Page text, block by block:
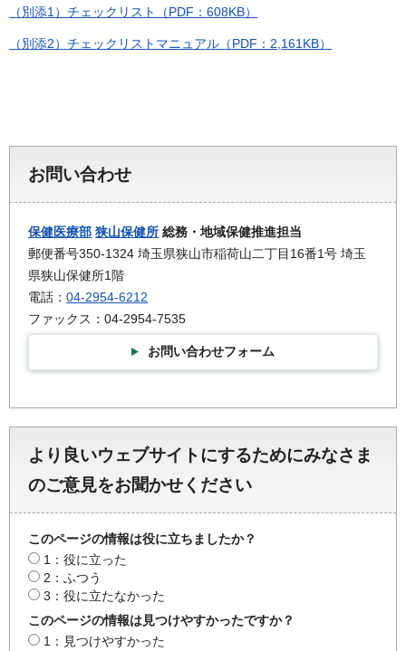
（別添1）チェックリスト（PDF：608KB）
（別添2）チェックリストマニュアル（PDF：2,161KB）
お問い合わせ
保健医療部 狭山保健所 総務・地域保健推進担当
郵便番号350-1324 埼玉県狭山市稲荷山二丁目16番1号 埼玉
県狭山保健所1階
電話： 04-2954-6212
ファックス：04-2954-7535
お問い合わせフォーム
より良いウェブサイトにするためにみなさま
のご意見をお聞かせください
このページの情報は役に立ちましたか？
1：役に立った
2：ふつう
3：役に立たなかった
このページの情報は見つけやすかったですか？
1：見つけやすかった